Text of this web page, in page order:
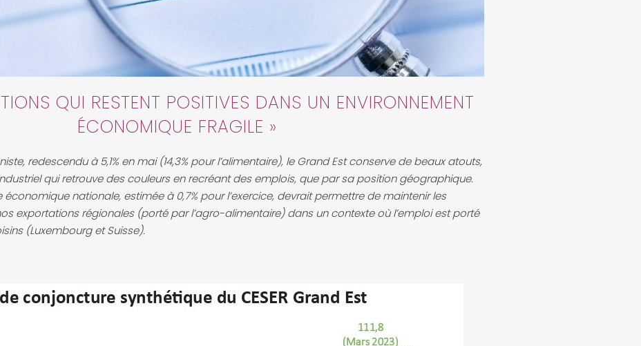
QUI RESTENT POSITIVES DANS UN ENVIRONNEMENT
ÉCONOMIQUE FRAGILE »
redescendu à 5,1% en mai (14,3% pour l’alimentaire), le Grand Est conserve de beaux atouts,
qui retrouve des couleurs en recréant des emplois, que par sa position géographique.
nationale, estimée à 0,7% pour l’exercice, devrait permettre de maintenir les
exportations régionales (porté par l’agro-alimentaire) dans un contexte où l’emploi est porté
(Luxembourg et Suisse).